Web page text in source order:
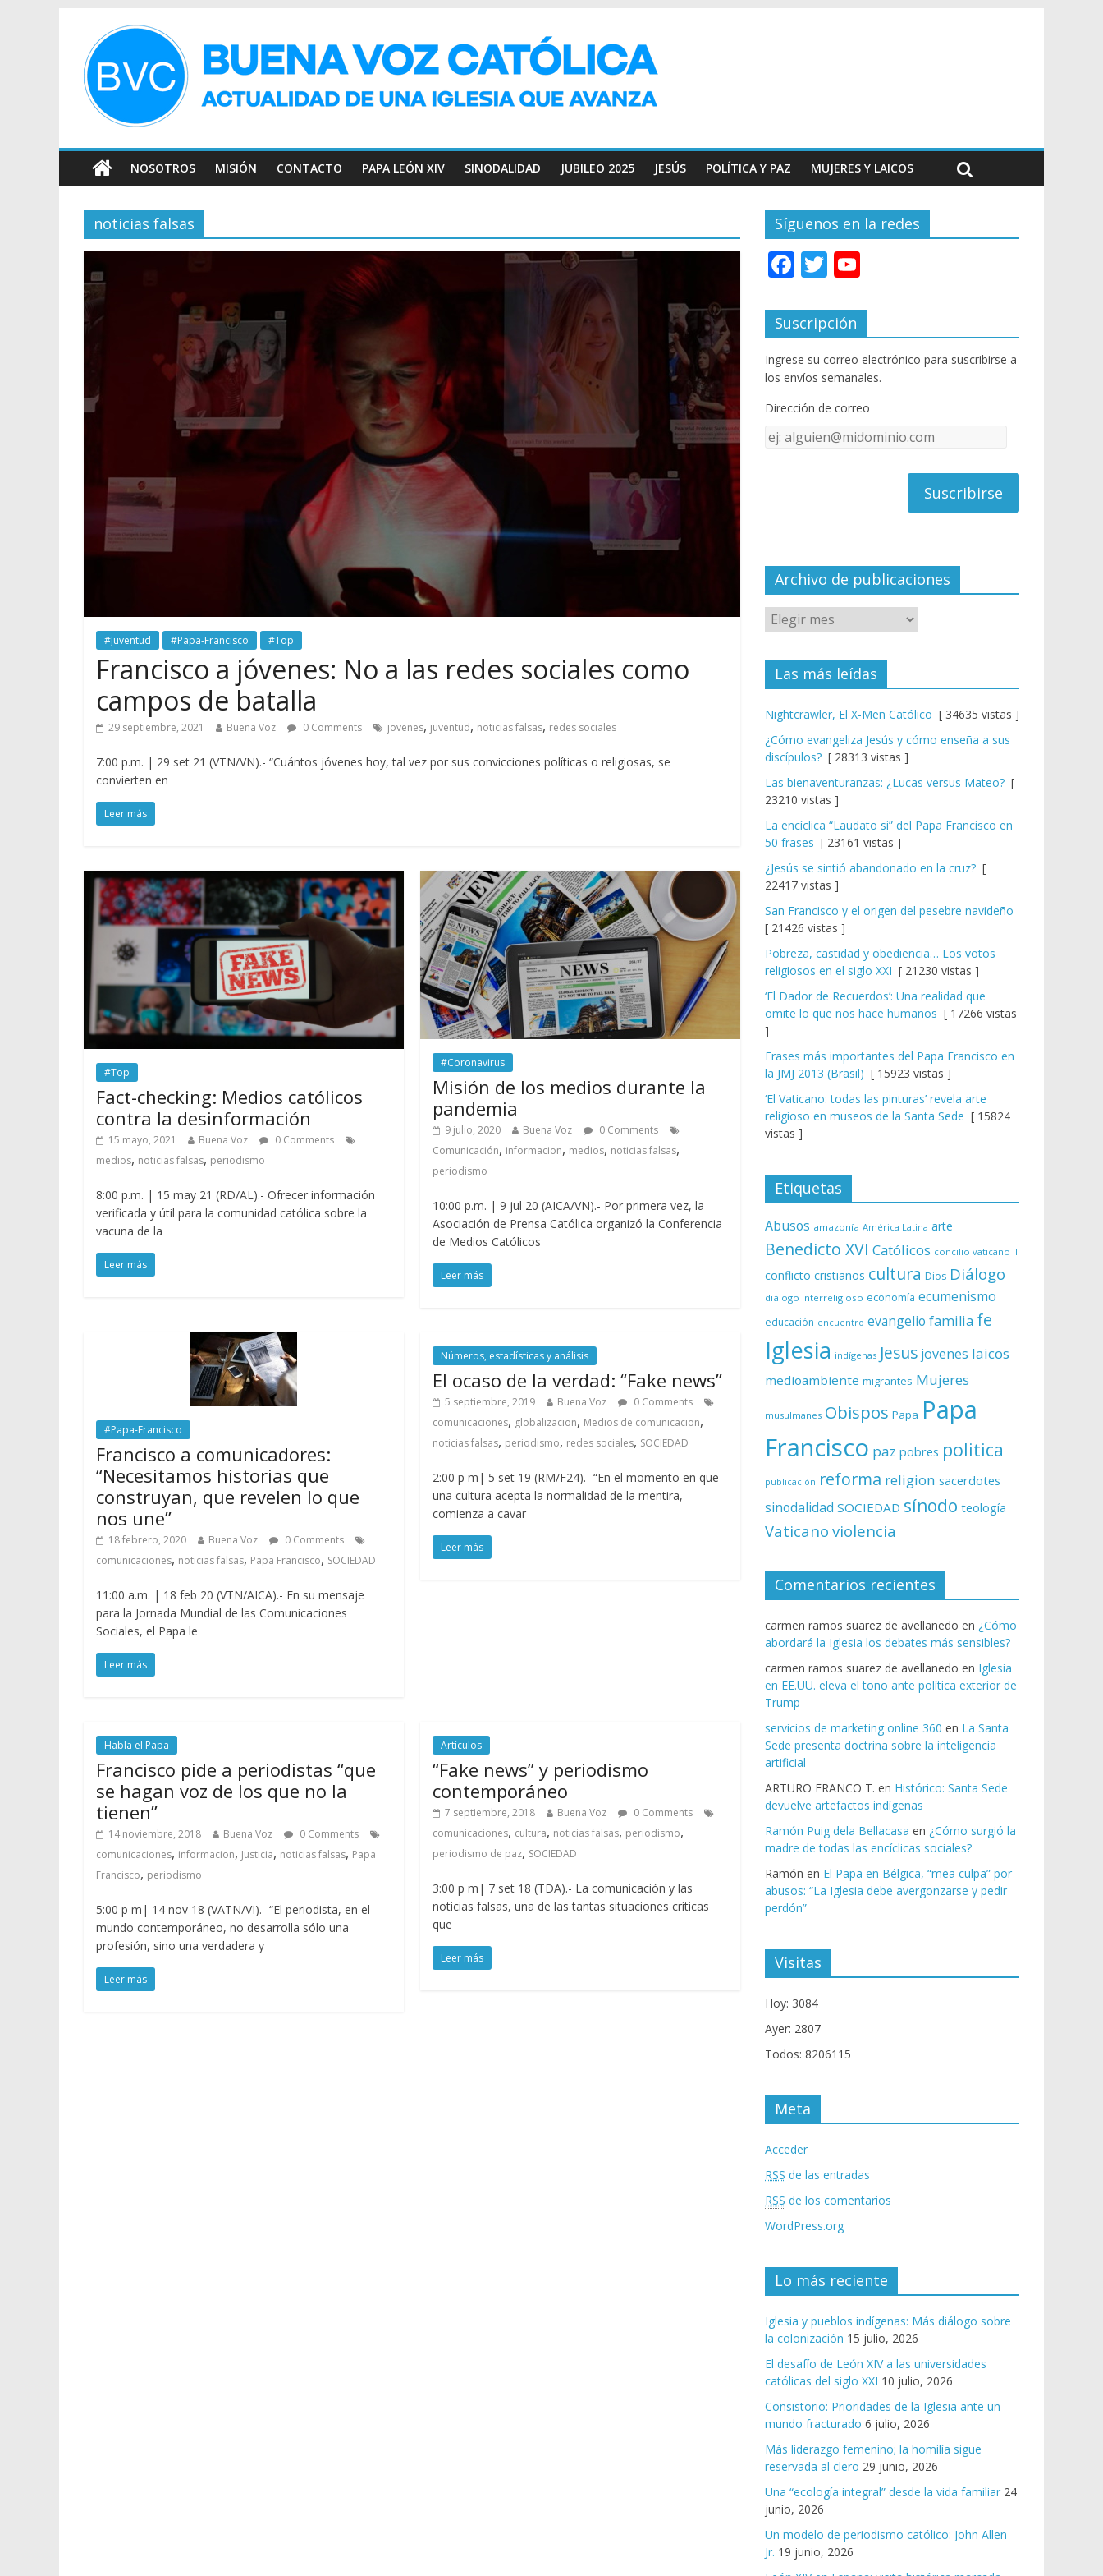
NOSOTROS MISIÓN CONTACTO PAPA LEÓN XIV SINODALIDAD JUBILEO 2025 JESÚS POLÍTICA Y PAZ MUJERES Y LAICOS
noticias falsas
#Juventud #Papa-Francisco #Top
Francisco a jóvenes: No a las redes sociales como
campos de batalla
29 septiembre, 2021 Buena Voz 0 Comments jovenes, juventud, noticias falsas, redes sociales
7:00 p.m. | 29 set 21 (VTN/VN).- “Cuántos jóvenes hoy, tal vez por sus convicciones políticas o religiosas, se
convierten en
Leer más
#Top
Fact-checking: Medios católicos
contra la desinformación
15 mayo, 2021 Buena Voz
0 Comments
medios, noticias falsas, periodismo
8:00 p.m. | 15 may 21 (RD/AL).- Ofrecer información
verificada y útil para la comunidad católica sobre la
vacuna de la
Leer más
#Coronavirus
Misión de los medios durante la
pandemia
9 julio, 2020 Buena Voz
0 Comments
Comunicación, informacion, medios, noticias falsas,
periodismo
10:00 p.m. | 9 jul 20 (AICA/VN).- Por primera vez, la
Asociación de Prensa Católica organizó la Conferencia
de Medios Católicos
Leer más
#Papa-Francisco
Francisco a comunicadores:
“Necesitamos historias que
construyan, que revelen lo que
nos une”
18 febrero, 2020 Buena Voz
0 Comments
comunicaciones, noticias falsas, Papa Francisco, SOCIEDAD
11:00 a.m. | 18 feb 20 (VTN/AICA).- En su mensaje
para la Jornada Mundial de las Comunicaciones
Sociales, el Papa le
Leer más
Números, estadísticas y análisis
El ocaso de la verdad: “Fake news”
5 septiembre, 2019 Buena Voz
0 Comments
comunicaciones, globalizacion, Medios de comunicacion,
noticias falsas, periodismo, redes sociales, SOCIEDAD
2:00 p m| 5 set 19 (RM/F24).- “En el momento en que
una cultura acepta la normalidad de la mentira,
comienza a cavar
Leer más
Habla el Papa
Francisco pide a periodistas “que
se hagan voz de los que no la
tienen”
14 noviembre, 2018 Buena Voz
0 Comments
comunicaciones, informacion, Justicia, noticias falsas, Papa
Francisco, periodismo
5:00 p m| 14 nov 18 (VATN/VI).- “El periodista, en el
mundo contemporáneo, no desarrolla sólo una
profesión, sino una verdadera y
Leer más
Artículos
“Fake news” y periodismo
contemporáneo
7 septiembre, 2018 Buena Voz
0 Comments
comunicaciones, cultura, noticias falsas, periodismo,
periodismo de paz, SOCIEDAD
3:00 p m| 7 set 18 (TDA).- La comunicación y las
noticias falsas, una de las tantas situaciones críticas
que
Leer más
Síguenos en la redes
F
e
b
o
o
k
T
itt
er
u
T
u
e
C
el
Suscripción
Ingrese su correo electrónico para suscribirse a
los envíos semanales.
Dirección de correo
Dirección
Archivo de publicaciones
Las más leídas
Nightcrawler, El X-Men Católico [ 34635 vistas ]
¿Cómo evangeliza Jesús y cómo enseña a sus
discípulos? [ 28313 vistas ]
Las bienaventuranzas: ¿Lucas versus Mateo? [
23210 vistas ]
La encíclica “Laudato si” del Papa Francisco en
50 frases [ 23161 vistas ]
¿Jesús se sintió abandonado en la cruz? [
22417 vistas ]
San Francisco y el origen del pesebre navideño
[ 21426 vistas ]
Pobreza, castidad y obediencia… Los votos
religiosos en el siglo XXI [ 21230 vistas ]
‘El Dador de Recuerdos’: Una realidad que
omite lo que nos hace humanos [ 17266 vistas
]
Frases más importantes del Papa Francisco en
la JMJ 2013 (Brasil) [ 15923 vistas ]
‘El Vaticano: todas las pinturas’ revela arte
religioso en museos de la Santa Sede [ 15824
vistas ]
Etiquetas
Abusos amazonía América Latina arte
Benedicto XVI Católicos concilio vaticano II
conflicto cristianos cultura Dios Diálogo
diálogo interreligioso economía ecumenismo
educación encuentro evangelio familia fe
Iglesia indígenas Jesus jovenes laicos
medioambiente migrantes Mujeres
musulmanes Obispos Papa Papa
Francisco paz pobres politica
publicación reforma religion sacerdotes
sinodalidad SOCIEDAD sínodo teología
Vaticano violencia
Comentarios recientes
carmen ramos suarez de avellanedo en ¿Cómo
abordará la Iglesia los debates más sensibles?
carmen ramos suarez de avellanedo en Iglesia
en EE.UU. eleva el tono ante política exterior de
Trump
servicios de marketing online 360 en La Santa
Sede presenta doctrina sobre la inteligencia
artificial
ARTURO FRANCO T. en Histórico: Santa Sede
devuelve artefactos indígenas
Ramón Puig dela Bellacasa en ¿Cómo surgió la
madre de todas las encíclicas sociales?
Ramón en El Papa en Bélgica, “mea culpa” por
abusos: “La Iglesia debe avergonzarse y pedir
perdón”
Visitas
Hoy: 3084
Ayer: 2807
Todos: 8206115
Meta
Acceder
RSS de las entradas
RSS de los comentarios
WordPress.org
Lo más reciente
Iglesia y pueblos indígenas: Más diálogo sobre
la colonización 15 julio, 2026
El desafío de León XIV a las universidades
católicas del siglo XXI 10 julio, 2026
Consistorio: Prioridades de la Iglesia ante un
mundo fracturado 6 julio, 2026
Más liderazgo femenino; la homilía sigue
reservada al clero 29 junio, 2026
Una “ecología integral” desde la vida familiar 24
junio, 2026
Un modelo de periodismo católico: John Allen
Jr. 19 junio, 2026